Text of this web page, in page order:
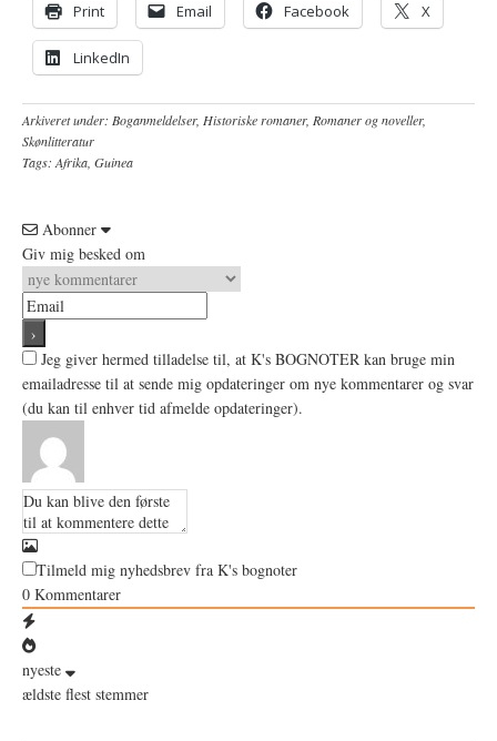
Print Email Facebook X
LinkedIn
Arkiveret under: Boganmeldelser, Historiske romaner, Romaner og noveller,
Skønlitteratur
Tags: Afrika Guinea
Abonner
Giv mig besked om
Jeg giver hermed tilladelse til, at K's BOGNOTER kan bruge min
emailadresse til at sende mig opdateringer om nye kommentarer og svar
(du kan til enhver tid afmelde opdateringer).
Tilmeld mig nyhedsbrev fra K's bognoter
0 Kommentarer
nyeste
ældste flest stemmer